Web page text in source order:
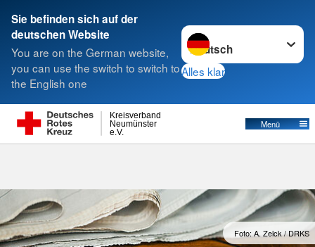
Sie befinden sich auf der
deutschen Website
You are on the German website,
you can use the switch to switch to
the English one
Sprache wechseln zu
Alles klar
e.V.
Neumünster
Kreisverband
Menü
Suche
Meldungen
Foto: A. Zelck / DRKS